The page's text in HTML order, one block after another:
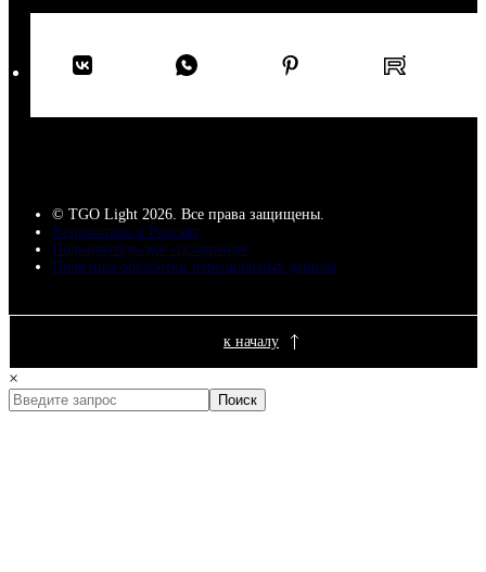
© TGO Light 2026. Все права защищены.
Разработано в Россайт
Пользовательское соглашение
Политика обработки персональных данных
к началу
×
Поиск